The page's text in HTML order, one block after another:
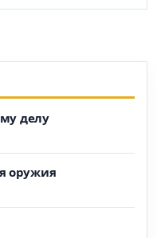
делу
оружия